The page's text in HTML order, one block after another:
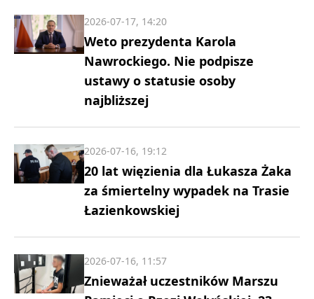
Weto prezydenta Karola
Nawrockiego. Nie podpisze
ustawy o statusie osoby
najbliższej
2026-07-17, 14:20
20 lat więzienia dla Łukasza Żaka
za śmiertelny wypadek na Trasie
Łazienkowskiej
2026-07-16, 19:12
Znieważał uczestników Marszu
2026-07-16, 11:57